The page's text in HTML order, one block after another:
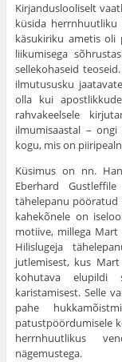
Kirjanduslooliselt
küsida herrnhuutliku
käsukiriku ametis oli
liikumisega
sellekohaseid
ilmutususku
olla kui
rahvakeelsele
ilmumisaastal –
kogu, mis on
Küsimus on nn.
Eberhard
tähelepanu pööratud
kahekõnele on
motiive, millega Mart
Hilislugeja
jutlemisest, kus
kohutava elupildi
karistamisest. Selle
pahe
patustpöördumisele
herrnhuutlikus
nägemustega.